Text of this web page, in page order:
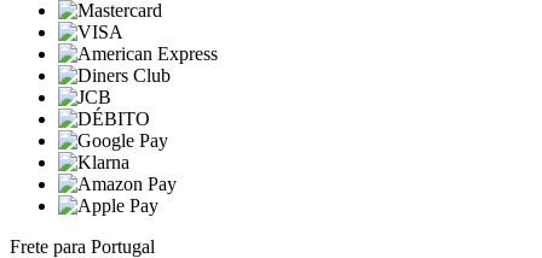
Frete para Portugal